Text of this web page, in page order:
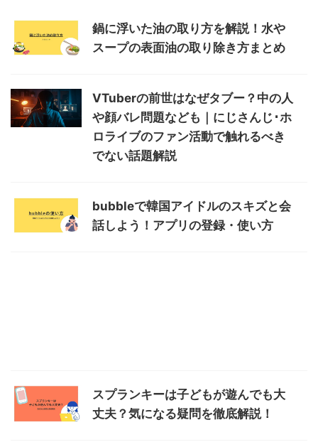
鍋に浮いた油の取り方を解説！水や
スープの表面油の取り除き方まとめ
VTuberの前世はなぜタブー？中の人
や顔バレ問題なども｜にじさんじ･ホ
ロライブのファン活動で触れるべき
でない話題解説
bubbleで韓国アイドルのスキズと会
話しよう！アプリの登録・使い方
スプランキーは子どもが遊んでも大
丈夫？気になる疑問を徹底解説！